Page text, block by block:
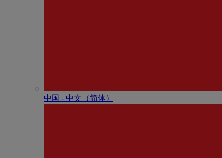
中国 - 中⽂（简体）